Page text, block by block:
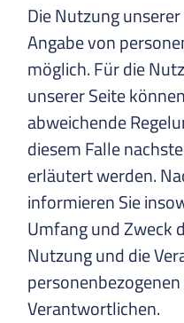
Die Nutzung
Angabe von
möglich. Für die
unserer Seite
abweichende
diesem Falle
erläutert werden.
informieren Sie
Umfang und Zweck
Nutzung und die
Verantwortlichen.